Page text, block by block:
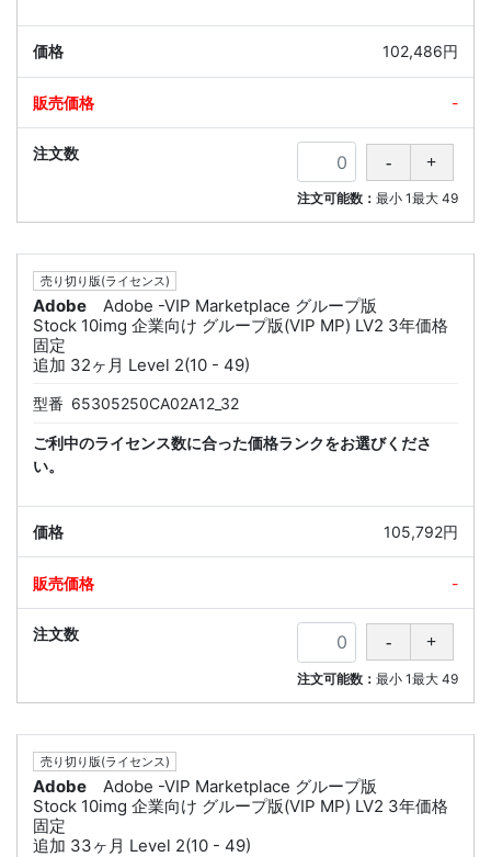
102,486円
-
注文可能数： 最小 1最大 49
売り切り版(ライセンス)
Adobe
Adobe -VIP Marketplace グループ版
Stock 10img 企業向け グループ版(VIP MP) LV2 3年価格
固定
追加 32ヶ月 Level 2(10 - 49)
型番 65305250CA02A12_32
ご利中のライセンス数に合った価格ランクをお選びくださ
い。
105,792円
-
注文可能数： 最小 1最大 49
売り切り版(ライセンス)
Adobe
Adobe -VIP Marketplace グループ版
Stock 10img 企業向け グループ版(VIP MP) LV2 3年価格
固定
追加 33ヶ月 Level 2(10 - 49)